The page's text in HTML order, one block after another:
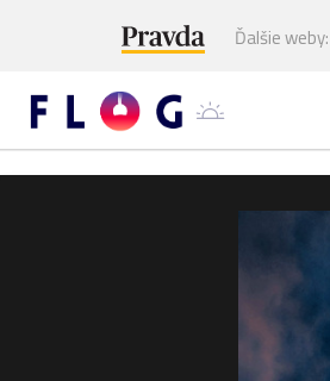
Ďalšie weby: